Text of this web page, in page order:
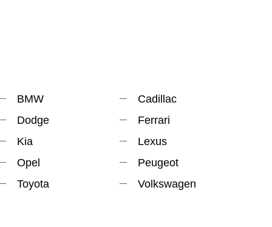
BMW
Dodge
Kia
Opel
Toyota
Cadillac
Ferrari
Lexus
Peugeot
Volkswagen